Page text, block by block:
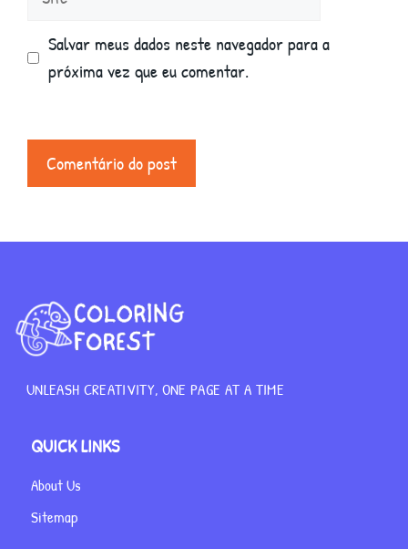
Salvar meus dados neste navegador para a
próxima vez que eu comentar.
UNLEASH CREATIVITY, ONE PAGE AT A TIME
QUICK LINKS
About Us
Sitemap